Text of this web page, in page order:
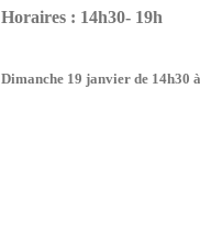
Horaires : 14h30- 19h
Dimanche 19 janvier de 14h30